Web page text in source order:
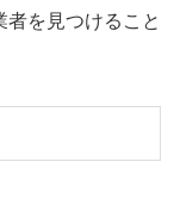
を見つけること